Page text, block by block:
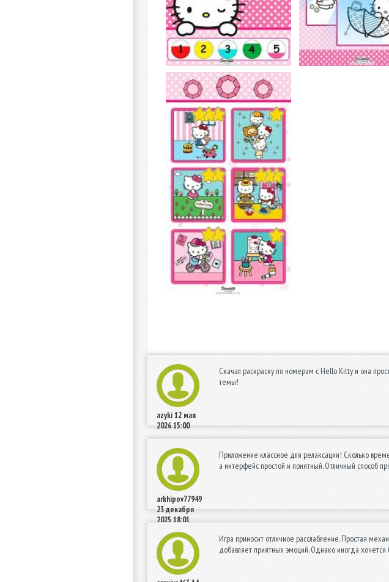
azyki12 мая
2026 15:00
Скачал раскраску по номерам с Hello Kitty и она
темы!
arkhipov77949
23 декабря
2025 18:01
Приложение классное для релаксации! Сколько
а интерфейс простой и понятный. Отличный способ
Игра приносит отличное расслабление. Простая
добавляет приятных эмоций. Однако иногда